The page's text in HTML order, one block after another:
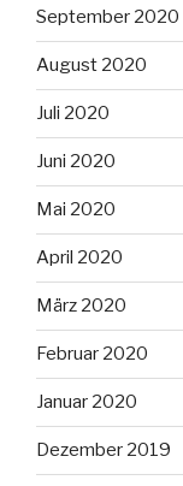
September 2020
August 2020
Juli 2020
Juni 2020
Mai 2020
April 2020
März 2020
Februar 2020
Januar 2020
Dezember 2019